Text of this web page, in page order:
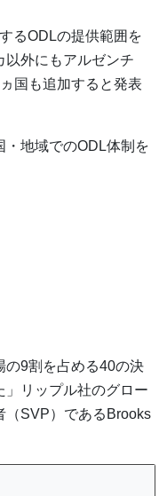
るODLの提供範囲を
以外にもアルゼンチ
国も追加すると発表
・地域でのODL体制を
の9割を占める40の決
」リップル社のグロー
（SVP）であるBrooks